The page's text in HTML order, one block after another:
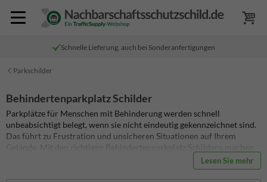
Schnelle Lieferung, auch bei Sonderanfertigungen
Parkschilder
Behindertenparkplatz Schilder
Parkplätze für Menschen mit Behinderung werden schnell
unbeabsichtigt belegt, wenn sie nicht eindeutig gekennzeichnet sind.
Das führt zu Frustration und unsicheren Situationen auf Ihrem
Gelände. Mit den richtigen Behindertenparkplatz Schildern machen
Sie sofort sichtbar, welche Stellplätze reserviert sind, und vermeiden
Lesen Sie mehr